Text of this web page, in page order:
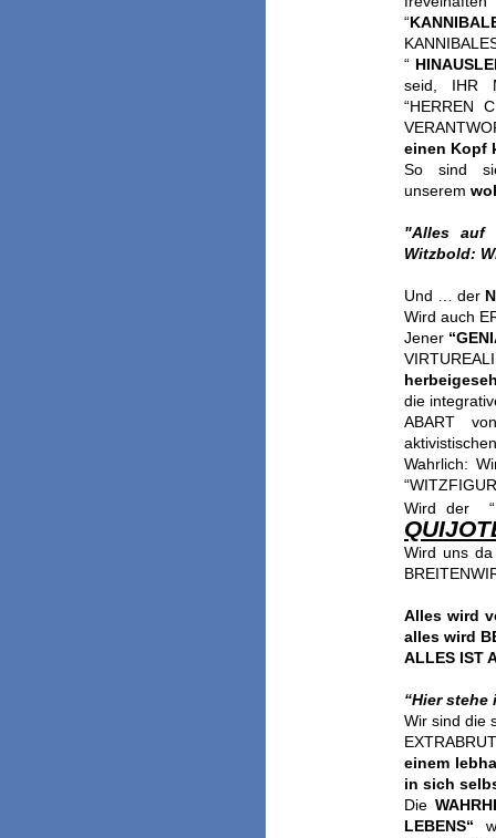
“
“
seid, IHR
“HERREN
einen Kopf
So sind
unserem
"Alles auf
Witzbold:
Und … der
Wird auch
Jener
die
ABART
Wahrlich:
Wird der “
Wird uns da
Alles wird
alles wird
ALLES IST
“Hier stehe
Wir sind die
einem
in sich
Die
LEBENS“